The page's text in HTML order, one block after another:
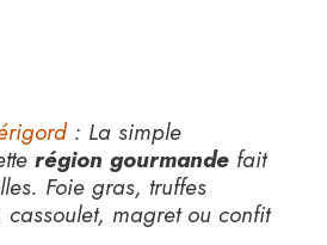
: La simple
région gourmande fait
Foie gras, truffes
magret ou confit